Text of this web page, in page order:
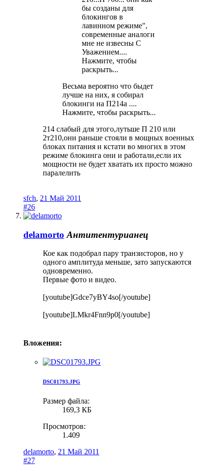
бы созданы для
блокингов в
лавинном режиме",
современные аналоги
мне не извесны С
Уважением....
Нажмите, чтобы
раскрыть...
Весьма вероятно что быдет
лучше на них, я собирал
блокинги на П214а ....
Нажмите, чтобы раскрыть...
214 слабый для этого,лутьше П 210 или
2т210,они раньше стояли в мощных военных
блоках питания и кстати во многих в этом
режиме блокинга они и работали,если их
мощности не будет хватать их просто можно
паралелить
sfch, 21 Май 2011
#26
delamorto Антитентурианец
Кое как подобрал пару транзисторов, но у
одного амплитуда меньше, зато запускаются
одновременно.
Первые фото и видео.
[youtube]Gdce7yBY4so[/youtube]
[youtube]LMkr4Fnn9p0[/youtube]
Вложения:
DSC01793.JPG
Размер файла:
169,3 КБ
Просмотров:
1.409
delamorto, 21 Май 2011
#27